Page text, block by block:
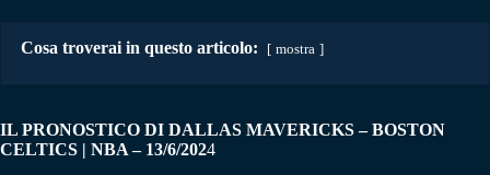
Cosa troverai in questo articolo: mostra
IL PRONOSTICO DI DALLAS MAVERICKS – BOSTON
CELTICS | NBA – 13/6/2024